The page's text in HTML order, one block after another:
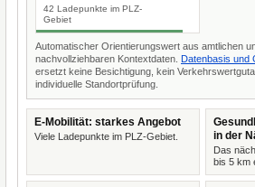
42 Ladepunkte im PLZ-
Gebiet
Automatischer Orientierungswert aus amtlichen
nachvollziehbaren Kontextdaten. Datenbasis und
ersetzt keine Besichtigung, kein
individuelle Standortprüfung.
E-Mobilität: starkes Angebot
Viele Ladepunkte im PLZ-Gebiet.
in der
Das
bis 5 km